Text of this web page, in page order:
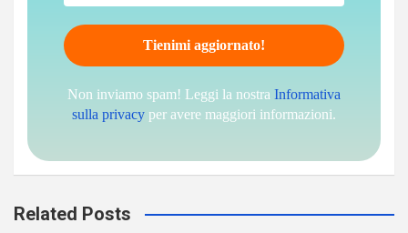
Non inviamo spam! Leggi la nostra Informativa
sulla privacy per avere maggiori informazioni.
Related Posts